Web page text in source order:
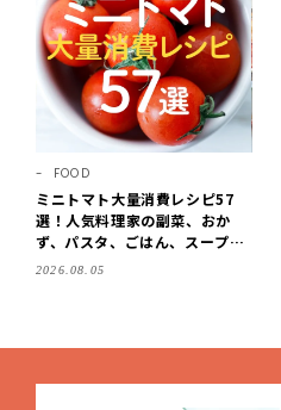
FOOD
ミニトマト大量消費レシピ57
選！人気料理家の副菜、おか
ず、パスタ、ごはん、スープま
で【保存版】
2026.08.05